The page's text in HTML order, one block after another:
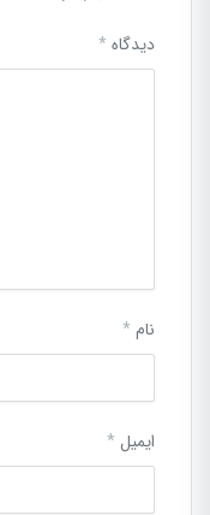
دیدگاه *
نام *
ایمیل *